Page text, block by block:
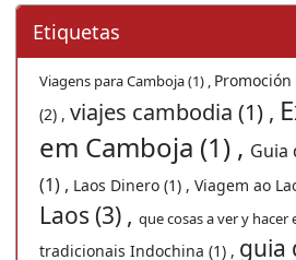
Etiquetas
Viagens para Camboja (1) ,
(2) , viajes cambodia (1) ,
em Camboja (1) , Guia
(1) , Laos Dinero (1) , Viagem ao
Laos (3) , que cosas a ver y hacer
tradicionais Indochina (1) , guia